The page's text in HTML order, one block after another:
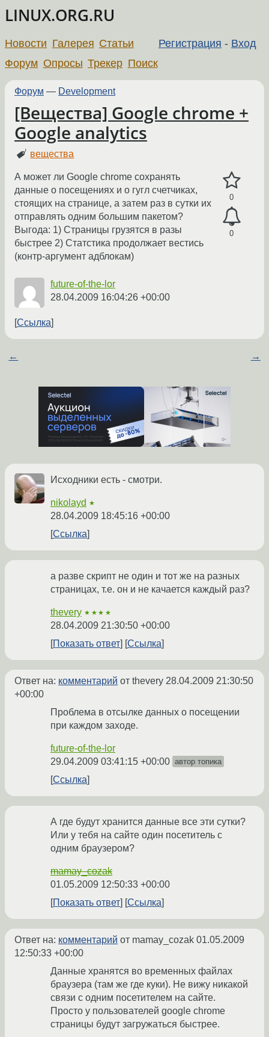
LINUX.ORG.RU
Регистрация - Вход
Новости Галерея Статьи
Форум Опросы Трекер Поиск
Форум — Development
[Вещества] Google chrome +
Google analytics
вещества
0
0
А может ли Google chrome сохранять
данные о посещениях и о гугл счетчиках,
стоящих на странице, а затем раз в сутки их
отправлять одним большим пакетом?
Выгода: 1) Страницы грузятся в разы
быстрее 2) Статстика продолжает вестись
(контр-аргумент адблокам)
future-of-the-lor
28.04.2009 16:04:26 +00:00
Ссылка
← →
Исходники есть - смотри.
nikolayd ★
28.04.2009 18:45:16 +00:00
Ссылка
а разве скрипт не один и тот же на разных
страницах, т.е. он и не качается каждый раз?
thevery ★★★★
28.04.2009 21:30:50 +00:00
Показать ответ
Ссылка
Ответ на: комментарий от thevery 28.04.2009 21:30:50
+00:00
Проблема в отсылке данных о посещении
при каждом заходе.
future-of-the-lor
29.04.2009 03:41:15 +00:00 автор топика
Ссылка
А где будут хранится данные все эти сутки?
Или у тебя на сайте один посетитель с
одним браузером?
mamay_cozak
01.05.2009 12:50:33 +00:00
Показать ответ
Ссылка
Ответ на: комментарий от mamay_cozak 01.05.2009
12:50:33 +00:00
Данные хранятся во временных файлах
браузера (там же где куки). Не вижу никакой
связи с одним посетителем на сайте.
Просто у пользователей google chrome
страницы будут загружаться быстрее.